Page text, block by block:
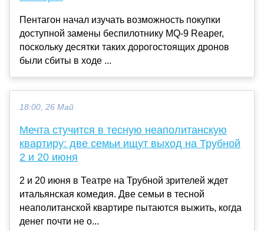
Пентагон начал изучать возможность покупки
доступной замены беспилотнику MQ-9 Reaper,
поскольку десятки таких дорогостоящих дронов
были сбиты в ходе ...
18:00, 26 Май
Мечта стучится в тесную неаполитанскую
квартиру: две семьи ищут выход на Трубной
2 и 20 июня
2 и 20 июня в Театре на Трубной зрителей ждет
итальянская комедия. Две семьи в тесной
неаполитанской квартире пытаются выжить, когда
денег почти не о...